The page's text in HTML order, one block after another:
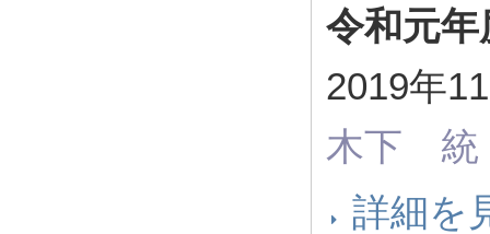
令和元
2019年
木下 統
詳細を